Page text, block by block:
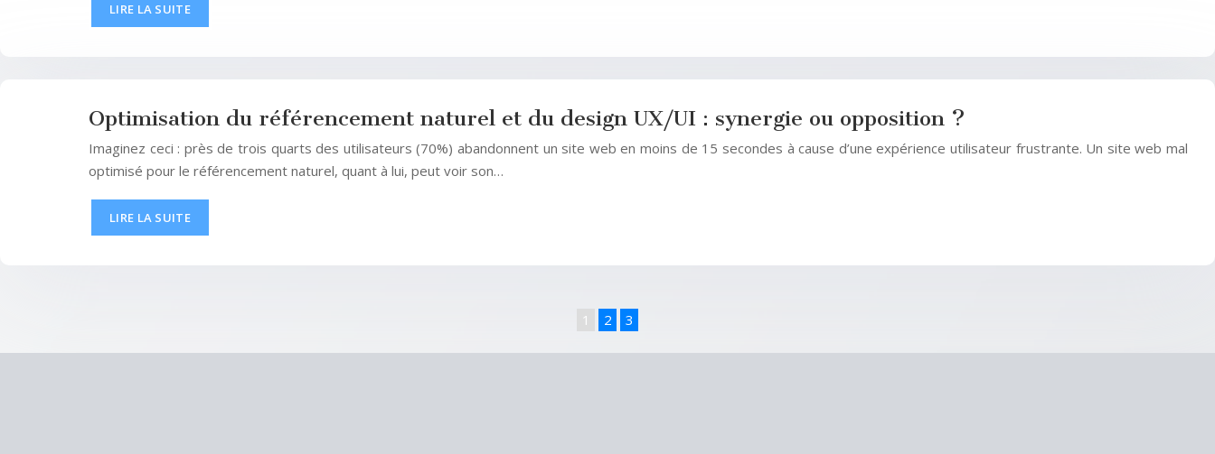
LIRE LA SUITE
Optimisation du référencement naturel et du design UX/UI : synergie ou opposition ?
Imaginez ceci : près de trois quarts des utilisateurs (70%) abandonnent un site web en moins de 15 secondes à cause d’une expérience utilisateur frustrante. Un site web mal
optimisé pour le référencement naturel, quant à lui, peut voir son…
LIRE LA SUITE
1 2 3